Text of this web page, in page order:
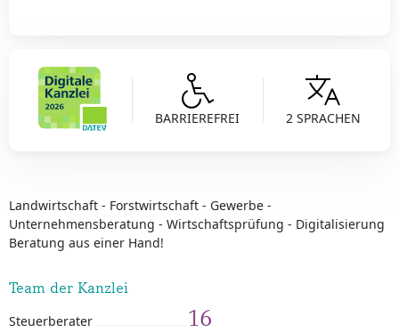
BARRIEREFREI 2 SPRACHEN
Landwirtschaft - Forstwirtschaft - Gewerbe -
Unternehmensberatung - Wirtschaftsprüfung - Digitalisierung
Beratung aus einer Hand!
Team der Kanzlei
Steuerberater 16